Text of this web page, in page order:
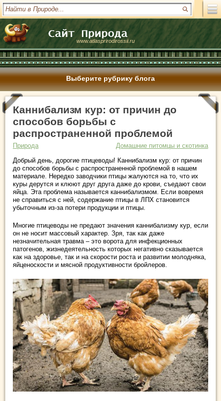
www.atlasprirodirossii.ru
Выберите рубрику блога
Каннибализм кур: от причин до
способов борьбы с
распространенной проблемой
Природа
Домашние питомцы и скотинка
Добрый день, дорогие птицеводы! Каннибализм кур: от причин
до способов борьбы с распространенной проблемой в нашем
материале. Нередко заводчики птицы жалуются на то, что их
куры дерутся и клюют друг друга даже до крови, съедают свои
яйца. Эта проблема называется каннибализмом. Если вовремя
не справиться с ней, содержание птицы в ЛПХ становится
убыточным из-за потери продукции и птицы.
Многие птицеводы не предают значения каннибализму кур, если
он не носит массовый характер. Зря, так как даже
незначительная травма – это ворота для инфекционных
патогенов, жизнедеятельность которых негативно сказывается
как на здоровье, так и на скорости роста и развитии молодняка,
яйценоскости и мясной продуктивности бройлеров.